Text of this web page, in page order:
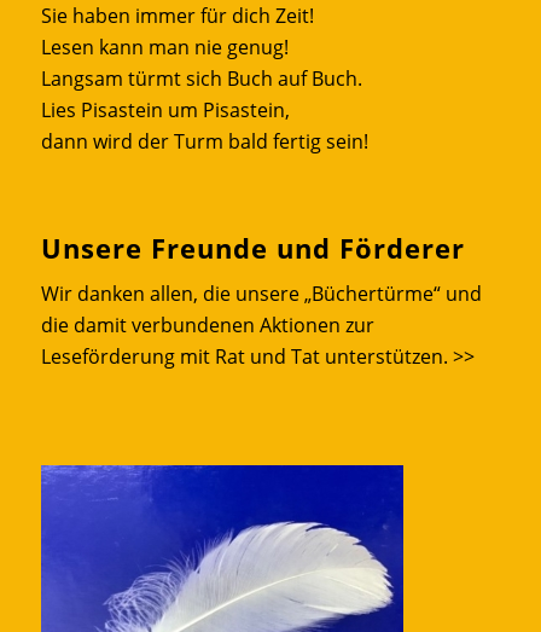
Sie haben immer für dich Zeit!
Lesen kann man nie genug!
Langsam türmt sich Buch auf Buch.
Lies Pisastein um Pisastein,
dann wird der Turm bald fertig sein!
Unsere Freunde und Förderer
Wir danken allen, die unsere „Büchertürme“ und
die damit verbundenen Aktionen zur
Leseförderung mit Rat und Tat unterstützen. >>